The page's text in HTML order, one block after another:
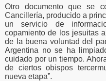
Otro documento que se
Cancillería, producido a
un servicio de
copamiento de los jesuitas
de la buena voluntad del
Argentina no se ha
cuidado por un tiempo.
de ciertos obispos
nueva etapa”.